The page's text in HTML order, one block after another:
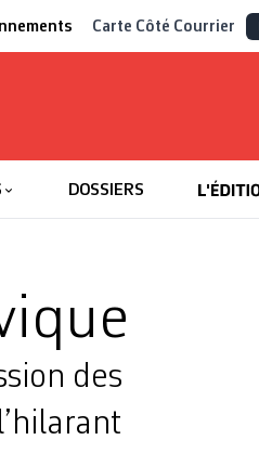
Carte Côté Courrier
DOSSIERS
des